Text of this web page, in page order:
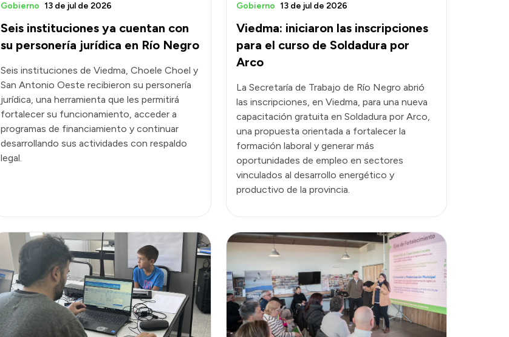
Seis instituciones ya cuentan con
su personería jurídica en Río Negro
Gobierno 13 de jul de 2026
Seis instituciones de Viedma, Choele Choel y
San Antonio Oeste recibieron su personería
jurídica, una herramienta que les permitirá
fortalecer su funcionamiento, acceder a
programas de financiamiento y continuar
desarrollando sus actividades con respaldo
legal.
Viedma: iniciaron las inscripciones
para el curso de Soldadura por
Arco
Gobierno 13 de jul de 2026
La Secretaría de Trabajo de Río Negro abrió
las inscripciones, en Viedma, para una nueva
capacitación gratuita en Soldadura por Arco,
una propuesta orientada a fortalecer la
formación laboral y generar más
oportunidades de empleo en sectores
vinculados al desarrollo energético y
productivo de la provincia.